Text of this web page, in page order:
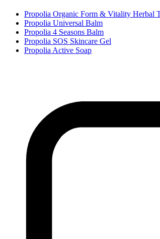
Propolia Organic Form & Vitality Herbal
Propolia Universal Balm
Propolia 4 Seasons Balm
Propolia SOS Skincare Gel
Propolia Active Soap